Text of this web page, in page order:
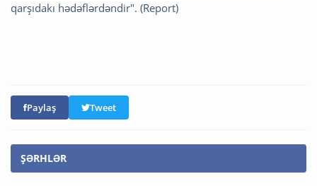
qarşıdakı hədəflərdəndir". (Report)
Paylaş Tweet
ŞƏRHLƏR